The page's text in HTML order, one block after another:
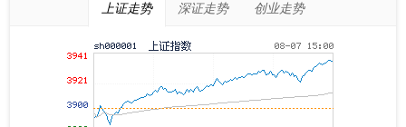
上证走势 深证走势 创业走势